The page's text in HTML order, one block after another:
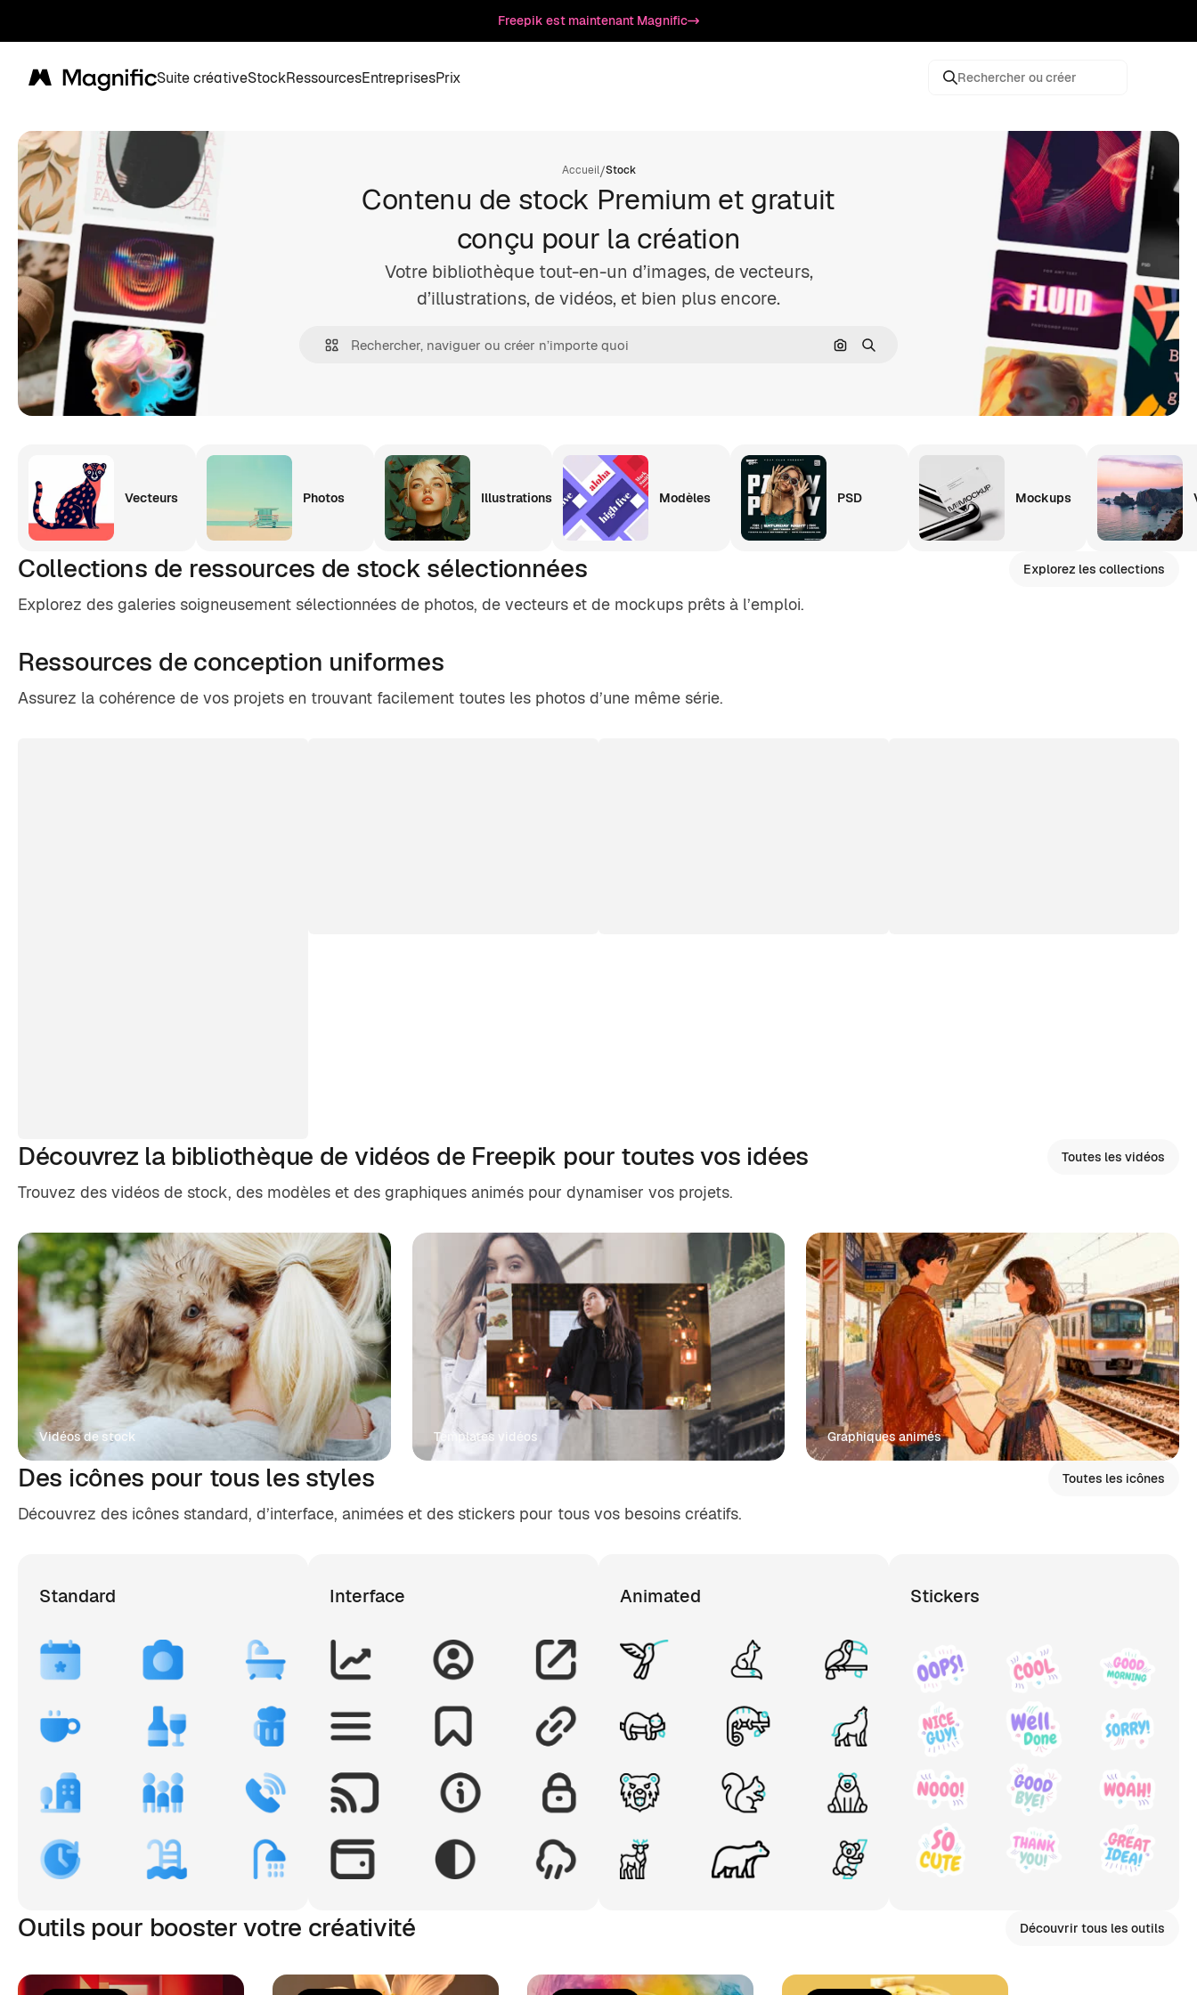
Freepik est maintenant Magnific
Magnific Suite créativeStockRessourcesEntreprisesPrix Rechercher ou créer
Accueil/Stock
Contenu de stock Premium et gratuit
conçu pour la création
Votre bibliothèque tout-en-un d’images, de vecteurs,
d’illustrations, de vidéos, et bien plus encore.
Rechercher par image
Rechercher
Vecteurs Photos Illustrations Modèles PSD Mockups
Collections de ressources de stock sélectionnées
Explorez des galeries soigneusement sélectionnées de photos, de vecteurs et de mockups prêts à l’emploi.
Explorez les collections
Ressources de conception uniformes
Assurez la cohérence de vos projets en trouvant facilement toutes les photos d’une même série.
Découvrez la bibliothèque de vidéos de Freepik pour toutes vos idées
Trouvez des vidéos de stock, des modèles et des graphiques animés pour dynamiser vos projets.
Toutes les vidéos
Vidéos de stock Templates vidéos Graphiques animés
Des icônes pour tous les styles
Découvrez des icônes standard, d’interface, animées et des stickers pour tous vos besoins créatifs.
Toutes les icônes
Standard Interface Animated Stickers
Outils pour booster votre créativité Découvrir tous les outils